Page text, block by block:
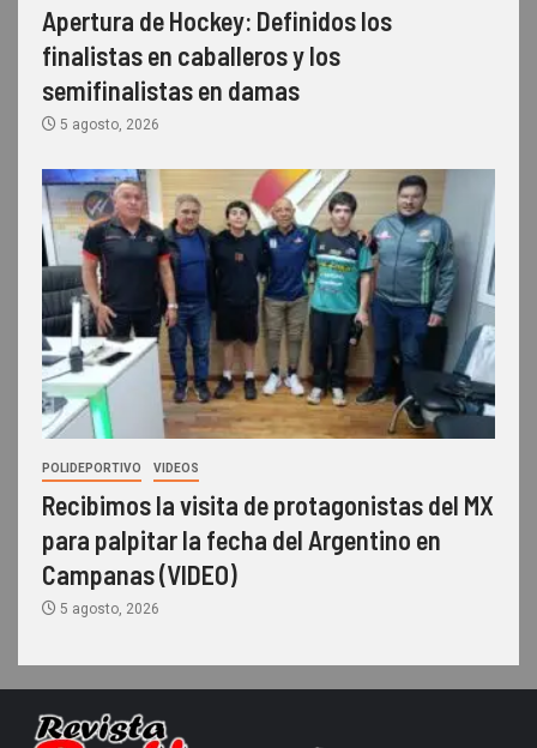
Apertura de Hockey: Definidos los
finalistas en caballeros y los
semifinalistas en damas
5 agosto, 2026
POLIDEPORTIVO VIDEOS
Recibimos la visita de protagonistas del MX
para palpitar la fecha del Argentino en
Campanas (VIDEO)
5 agosto, 2026